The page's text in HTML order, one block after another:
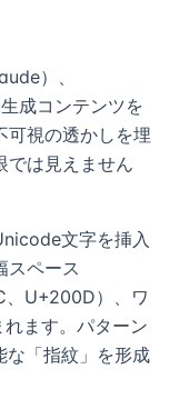
）、
成コンテンツを
可視の透かしを埋
では見えません
文字を挿入
スペース
、U+200D）、ワ
ます。パターン
な「指紋」を形成